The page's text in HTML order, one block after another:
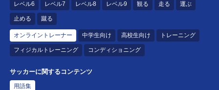
レベル6 レベル7 レベル8 レベル9 観る 走る 運ぶ
止める 蹴る
オンライントレーナー 中学生向け 高校生向け トレーニング
フィジカルトレーニング コンディショニング
サッカーに関するコンテンツ
用語集